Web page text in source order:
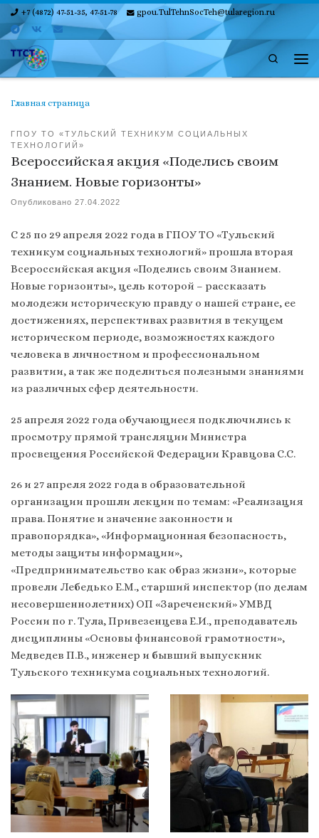
Skip to content
+7 (4872) 47-51-35, 47-51-78 gpou.TulTehnSocTeh@tularegion.ru
Search
Главная страница
ГПОУ ТО «ТУЛЬСКИЙ ТЕХНИКУМ СОЦИАЛЬНЫХ
ТЕХНОЛОГИЙ»
Всероссийская акция «Поделись своим
Знанием. Новые горизонты»
Опубликовано 27.04.2022
С 25 по 29 апреля 2022 года в ГПОУ ТО «Тульский
техникум социальных технологий» прошла вторая
Всероссийская акция «Поделись своим Знанием.
Новые горизонты», цель которой – рассказать
молодежи историческую правду о нашей стране, ее
достижениях, перспективах развития в текущем
историческом периоде, возможностях каждого
человека в личностном и профессиональном
развитии, а так же поделиться полезными знаниями
из различных сфер деятельности.
25 апреля 2022 года обучающиеся подключились к
просмотру прямой трансляции Министра
просвещения Российской Федерации Кравцова С.С.
26 и 27 апреля 2022 года в образовательной
организации прошли лекции по темам: «Реализация
права. Понятие и значение законности и
правопорядка», «Информационная безопасность,
методы защиты информации»,
«Предпринимательство как образ жизни», которые
провели Лебедько Е.М., старший инспектор (по делам
несовершеннолетних) ОП «Зареченский» УМВД
России по г. Тула, Привезенцева Е.И., преподаватель
дисциплины «Основы финансовой грамотности»,
Медведев П.В., инженер и бывший выпускник
Тульского техникума социальных технологий.